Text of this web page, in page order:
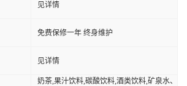
见详情
免费保修一年 终身维护
见详情
奶茶,果汁饮料,碳酸饮料,酒类饮料,矿泉水、